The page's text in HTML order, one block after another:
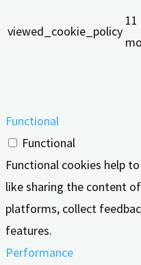
viewed_cookie_policy
11
Functional
Functional
Functional cookies help
like sharing the content
platforms, collect
features.
Performance